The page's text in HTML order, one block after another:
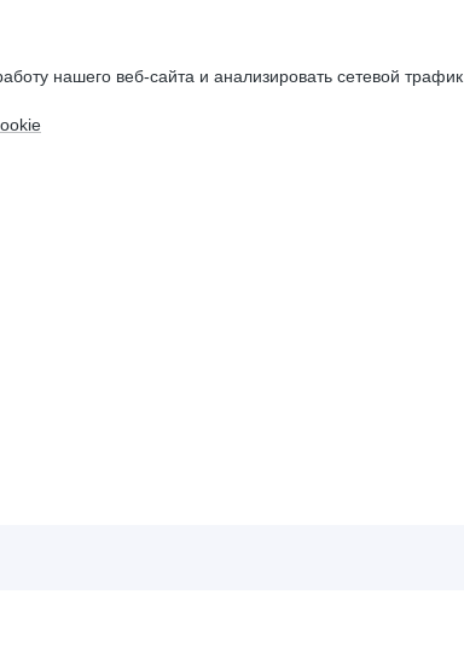
нашего веб-сайта и анализировать сетевой трафик.